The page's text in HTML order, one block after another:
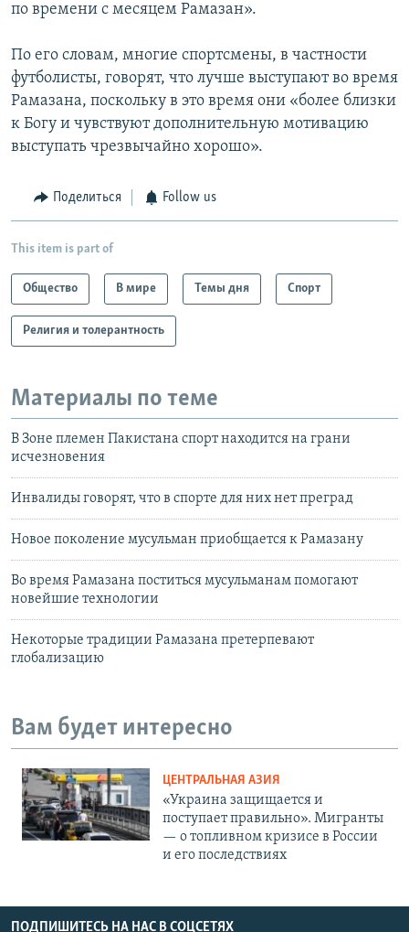
по времени с месяцем Рамазан».
По его словам, многие спортсмены, в частности
футболисты, говорят, что лучше выступают во время
Рамазана, поскольку в это время они «более близки
к Богу и чувствуют дополнительную мотивацию
выступать чрезвычайно хорошо».
Поделиться Follow us
This item is part of
Общество В мире Темы дня Спорт
Религия и толерантность
Материалы по теме
В Зоне племен Пакистана спорт находится на грани
исчезновения
Инвалиды говорят, что в спорте для них нет преград
Новое поколение мусульман приобщается к Рамазану
Во время Рамазана поститься мусульманам помогают
новейшие технологии
Некоторые традиции Рамазана претерпевают
глобализацию
Вам будет интересно
ЦЕНТРАЛЬНАЯ АЗИЯ
«Украина защищается и
поступает правильно». Мигранты
— о топливном кризисе в России
и его последствиях
ПОДПИШИТЕСЬ НА НАС В СОЦСЕТЯХ